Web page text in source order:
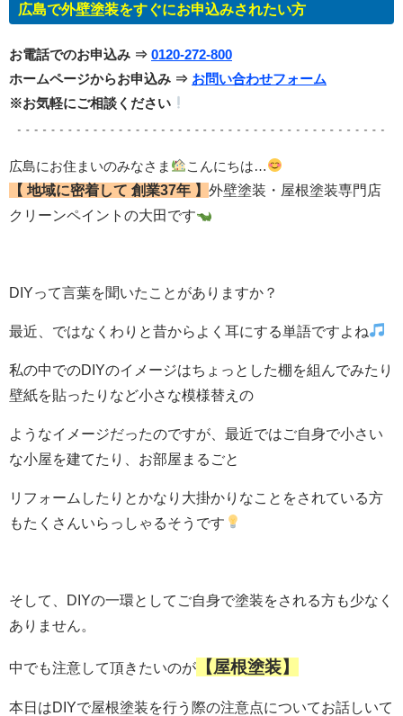
広島で外壁塗装をすぐにお申込みされたい方
お電話でのお申込み ⇒ 0120-272-800
ホームページからお申込み ⇒ お問い合わせフォーム
※お気軽にご相談ください
広島にお住まいのみなさま
こんにちは…
【 地域に密着して 創業37年 】 外壁塗装・屋根塗装専門店
クリーンペイントの大田です
DIYって言葉を聞いたことがありますか？
最近、ではなくわりと昔からよく耳にする単語ですよね
私の中でのDIYのイメージはちょっとした棚を組んでみたり
壁紙を貼ったりなど小さな模様替えの
ようなイメージだったのですが、最近ではご自身で小さい
な小屋を建てたり、お部屋まるごと
リフォームしたりとかなり大掛かりなことをされている方
もたくさんいらっしゃるそうです
そして、DIYの一環としてご自身で塗装をされる方も少なく
ありません。
中でも注意して頂きたいのが 【屋根塗装】
本日はDIYで屋根塗装を行う際の注意点についてお話しいて